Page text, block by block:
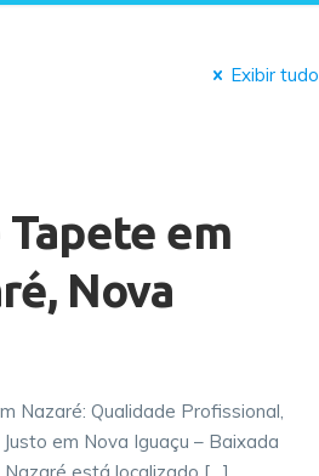
Exibir tudo
Tapete em
Nova
Nazaré: Qualidade Profissional,
em Nova Iguaçu – Baixada